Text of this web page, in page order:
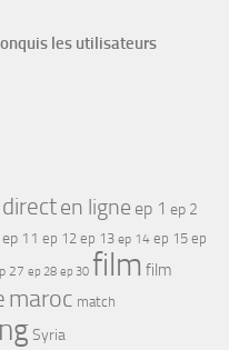
les utilisateurs
en ligne ep 1 ep 2
ep 11 ep 12 ep 13 ep 14 ep 15 ep
27 ep 28 ep 30 film film
maroc match
Syria